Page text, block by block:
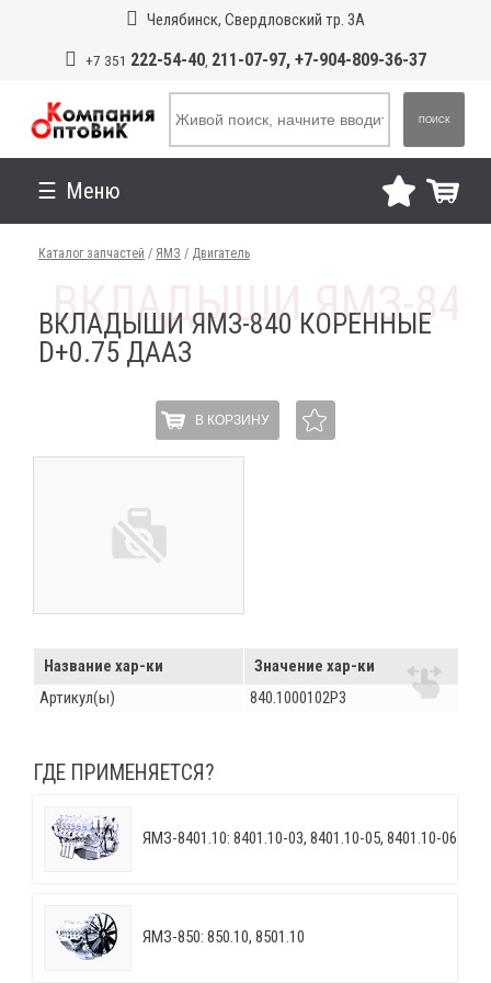
Челябинск, Свердловский тр. 3А
+7 351 222-54-40, 211-07-97, +7-904-809-36-37
ПОИСК
Меню
Каталог запчастей / ЯМЗ / Двигатель
ВКЛАДЫШИ ЯМЗ-840 КОРЕННЫЕ
D+0.75 ДААЗ
В КОРЗИНУ
Название хар-ки
Значение хар-ки
Артикул(ы)
840.1000102Р3
ГДЕ ПРИМЕНЯЕТСЯ?
ЯМЗ-8401.10: 8401.10-03, 8401.10-05, 8401.10-06
ЯМЗ-850: 850.10, 8501.10